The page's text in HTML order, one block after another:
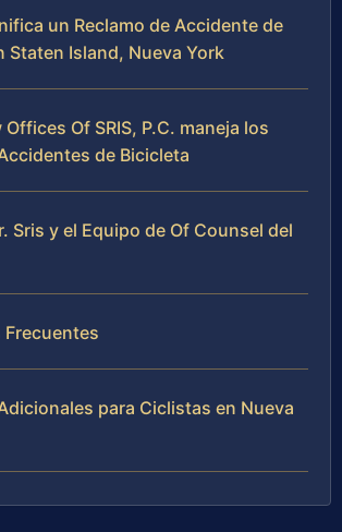
un Reclamo de Accidente de
Staten Island, Nueva York
Of SRIS, P.C. maneja los
de Bicicleta
Sris y el Equipo de Of Counsel del
Frecuentes
para Ciclistas en Nueva